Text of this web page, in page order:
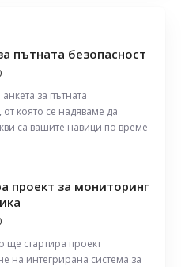
пътната безопасност
за пътната
от която се надяваме да
са вашите навици по време
проект за мониторинг
ще стартира проект
на интегрирана система за